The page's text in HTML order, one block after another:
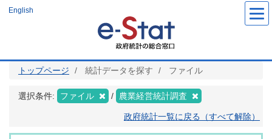
ツ
English
トップページ 統計データを探す ファイル
選択条件: ファイル 農業経営統計調査
政府統計一覧に戻る（すべて解除）